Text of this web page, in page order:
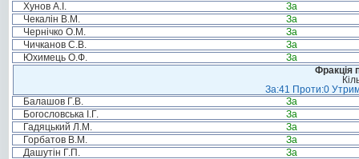
Хунов А.І.
За
Чекалін В.М.
За
Чернічко О.М.
За
Чичканов С.В.
За
Юхимець О.Ф.
За
Фракція
За:41 Проти:0
Балашов Г.В.
За
Богословська І.Г.
За
Гадяцький Л.М.
За
Горбатов В.М.
За
Дашутін Г.П.
За